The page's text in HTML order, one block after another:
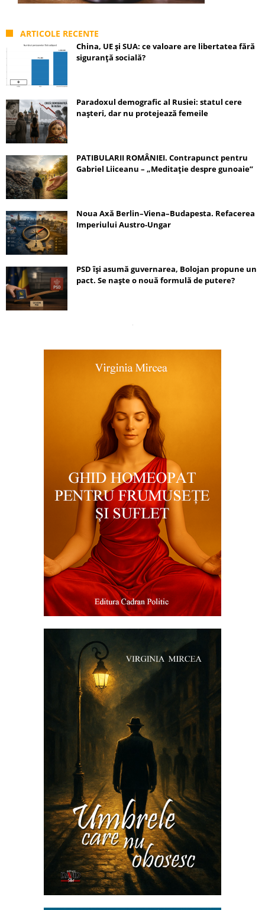
ARTICOLE RECENTE
China, UE și SUA: ce valoare are libertatea fără
siguranță socială?
Paradoxul demografic al Rusiei: statul cere
nașteri, dar nu protejează femeile
PATIBULARII ROMÂNIEI. Contrapunct pentru
Gabriel Liiceanu – „Meditație despre gunoaie”
Noua Axă Berlin–Viena–Budapesta. Refacerea
Imperiului Austro-Ungar
PSD își asumă guvernarea, Bolojan propune un
pact. Se naște o nouă formulă de putere?